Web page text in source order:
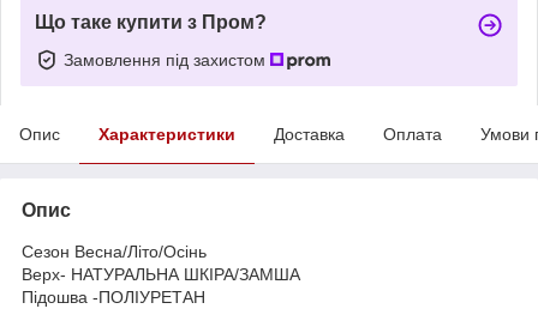
Що таке купити з Пром?
Замовлення під захистом
Опис Характеристики Доставка Оплата Умови
Опис
Сезон Весна/Літо/Осінь
Верх- НАТУРАЛЬНА ШКІРА/ЗАМША
Підошва -ПОЛІУРЕТАН